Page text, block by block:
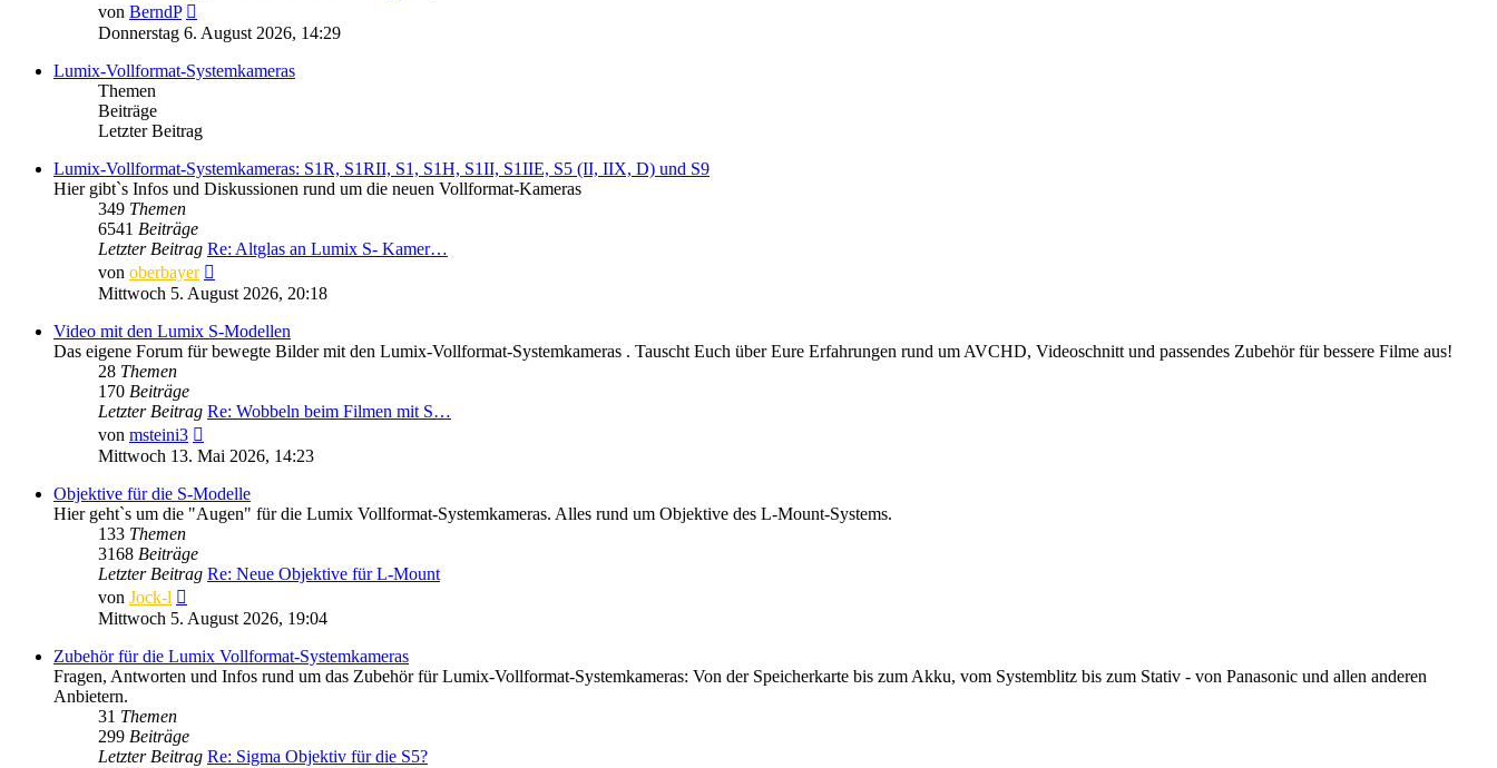
von BerndP
Beitrag
Donnerstag 6. August 2026, 14:29
Lumix-Vollformat-Systemkameras
Themen
Beiträge
Letzter Beitrag
Lumix-Vollformat-Systemkameras: S1R, S1RII, S1, S1H, S1II, S1IIE, S5 (II, IIX, D) und S9
Hier gibt`s Infos und Diskussionen rund um die neuen Vollformat-Kameras
349 Themen
6541 Beiträge
Letzter Beitrag Re: Altglas an Lumix S- Kamer…
von oberbayer
Beitrag
Mittwoch 5. August 2026, 20:18
Video mit den Lumix S-Modellen
Das eigene Forum für bewegte Bilder mit den Lumix-Vollformat-Systemkameras . Tauscht Euch über Eure Erfahrungen rund um AVCHD, Videoschnitt und passendes Zubehör für bessere Filme aus!
28 Themen
170 Beiträge
Letzter Beitrag Re: Wobbeln beim Filmen mit S…
von msteini3
Beitrag
Mittwoch 13. Mai 2026, 14:23
Objektive für die S-Modelle
Hier geht`s um die "Augen" für die Lumix Vollformat-Systemkameras. Alles rund um Objektive des L-Mount-Systems.
133 Themen
3168 Beiträge
Letzter Beitrag Re: Neue Objektive für L-Mount
von Jock-l
Beitrag
Mittwoch 5. August 2026, 19:04
Zubehör für die Lumix Vollformat-Systemkameras
Fragen, Antworten und Infos rund um das Zubehör für Lumix-Vollformat-Systemkameras: Von der Speicherkarte bis zum Akku, vom Systemblitz bis zum Stativ - von Panasonic und allen anderen
Anbietern.
31 Themen
299 Beiträge
Letzter Beitrag Re: Sigma Objektiv für die S5?